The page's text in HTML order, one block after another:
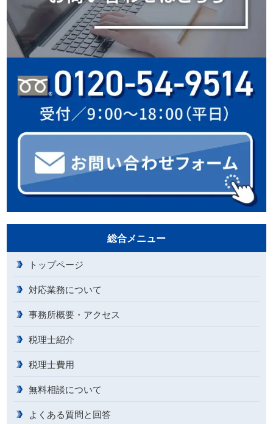
総合メニュー
トップページ
対応業務について
事務所概要・アクセス
税理士紹介
税理士費用
無料相談について
よくある質問と回答